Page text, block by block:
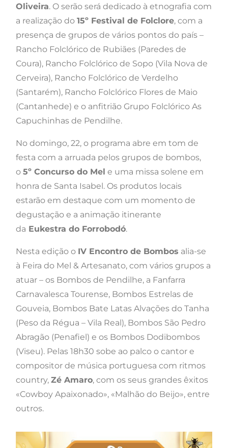
Oliveira. O serão será dedicado à etnografia com
a realização do 15º Festival de Folclore, com a
presença de grupos de vários pontos do país –
Rancho Folclórico de Rubiães (Paredes de
Coura), Rancho Folclórico de Sopo (Vila Nova de
Cerveira), Rancho Folclórico de Verdelho
(Santarém), Rancho Folclórico Flores de Maio
(Cantanhede) e o anfitrião Grupo Folclórico As
Capuchinhas de Pendilhe.
No domingo, 22, o programa abre em tom de
festa com a arruada pelos grupos de bombos,
o 5º Concurso do Mel e uma missa solene em
honra de Santa Isabel. Os produtos locais
estarão em destaque com um momento de
degustação e a animação itinerante
da Eukestra do Forrobodó.
Nesta edição o IV Encontro de Bombos alia-se
à Feira do Mel & Artesanato, com vários grupos a
atuar – os Bombos de Pendilhe, a Fanfarra
Carnavalesca Tourense, Bombos Estrelas de
Gouveia, Bombos Bate Latas Alvações do Tanha
(Peso da Régua – Vila Real), Bombos São Pedro
Abragão (Penafiel) e os Bombos Dodibombos
(Viseu). Pelas 18h30 sobe ao palco o cantor e
compositor de música portuguesa com ritmos
country, Zé Amaro, com os seus grandes êxitos
«Cowboy Apaixonado», «Malhão do Beijo», entre
outros.